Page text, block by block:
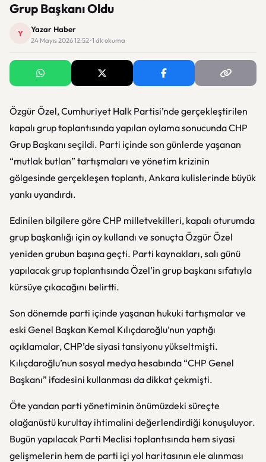
Grup Başkanı Oldu
Y Yazar Haber
24 Mayıs 2026 12:52 · 1 dk okuma
Özgür Özel, Cumhuriyet Halk Partisi’nde gerçekleştirilen
kapalı grup toplantısında yapılan oylama sonucunda CHP
Grup Başkanı seçildi. Parti içinde son günlerde yaşanan
“mutlak butlan” tartışmaları ve yönetim krizinin
gölgesinde gerçekleşen toplantı, Ankara kulislerinde büyük
yankı uyandırdı.
Edinilen bilgilere göre CHP milletvekilleri, kapalı oturumda
grup başkanlığı için oy kullandı ve sonuçta Özgür Özel
yeniden grubun başına geçti. Parti kaynakları, salı günü
yapılacak grup toplantısında Özel’in grup başkanı sıfatıyla
kürsüye çıkacağını belirtti.
Son dönemde parti içinde yaşanan hukuki tartışmalar ve
eski Genel Başkan Kemal Kılıçdaroğlu’nun yaptığı
açıklamalar, CHP’de siyasi tansiyonu yükseltmişti.
Kılıçdaroğlu’nun sosyal medya hesabında “CHP Genel
Başkanı” ifadesini kullanması da dikkat çekmişti.
Öte yandan parti yönetiminin önümüzdeki süreçte
olağanüstü kurultay ihtimalini değerlendirdiği konuşuluyor.
Bugün yapılacak Parti Meclisi toplantısında hem siyasi
gelişmelerin hem de parti içi yol haritasının ele alınması